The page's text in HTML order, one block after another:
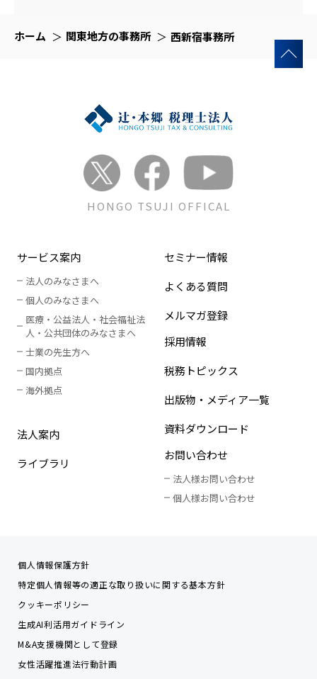
ホーム 関東地方の事務所 西新宿事務所
HONGO TSUJI OFFICAL
サービス案内
法人のみなさまへ
個人のみなさまへ
医療・公益法人・社会福祉法
人 ・ 公共団体のみなさまへ
士業の先生方へ
国内拠点
海外拠点
法人案内
ライブラリ
セミナー情報
よくある質問
メルマガ登録
採用情報
税務トピックス
出版物・メディア一覧
資料ダウンロード
お問い合わせ
法人様お問い合わせ
個人様お問い合わせ
個人情報保護方針
特定個人情報等の適正な取り扱いに関する基本方針
クッキーポリシー
生成AI利活用ガイドライン
M&A支援機関として登録
女性活躍推進法行動計画